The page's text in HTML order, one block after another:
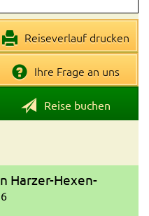
Reiseverlauf drucken
Ihre Frage an uns
Reise buchen
Harzer-Hexen-